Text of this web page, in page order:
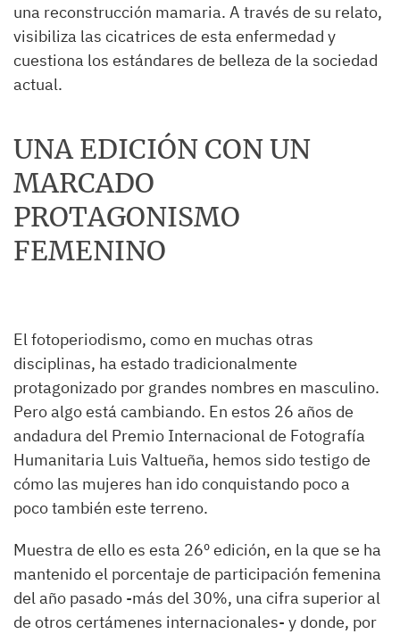
una reconstrucción mamaria. A través de su relato,
visibiliza las cicatrices de esta enfermedad y
cuestiona los estándares de belleza de la sociedad
actual.
UNA EDICIÓN CON UN
MARCADO
PROTAGONISMO
FEMENINO
El fotoperiodismo, como en muchas otras
disciplinas, ha estado tradicionalmente
protagonizado por grandes nombres en masculino.
Pero algo está cambiando. En estos 26 años de
andadura del Premio Internacional de Fotografía
Humanitaria Luis Valtueña, hemos sido testigo de
cómo las mujeres han ido conquistando poco a
poco también este terreno.
Muestra de ello es esta 26º edición, en la que se ha
mantenido el porcentaje de participación femenina
del año pasado -más del 30%, una cifra superior al
de otros certámenes internacionales- y donde, por